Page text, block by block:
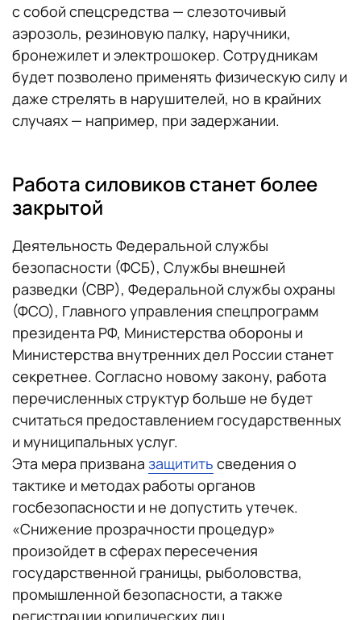
с собой спецсредства — слезоточивый
аэрозоль, резиновую палку, наручники,
бронежилет и электрошокер. Сотрудникам
будет позволено применять физическую силу и
даже стрелять в нарушителей, но в крайних
случаях — например, при задержании.
Работа силовиков станет более
закрытой
Деятельность Федеральной службы
безопасности (ФСБ), Службы внешней
разведки (СВР), Федеральной службы охраны
(ФСО), Главного управления спецпрограмм
президента РФ, Министерства обороны и
Министерства внутренних дел России станет
секретнее. Согласно новому закону, работа
перечисленных структур больше не будет
считаться предоставлением государственных
и муниципальных услуг.
Эта мера призвана защитить сведения о
тактике и методах работы органов
госбезопасности и не допустить утечек.
«Снижение прозрачности процедур»
произойдет в сферах пересечения
государственной границы, рыболовства,
промышленной безопасности, а также
регистрации юридических лиц.